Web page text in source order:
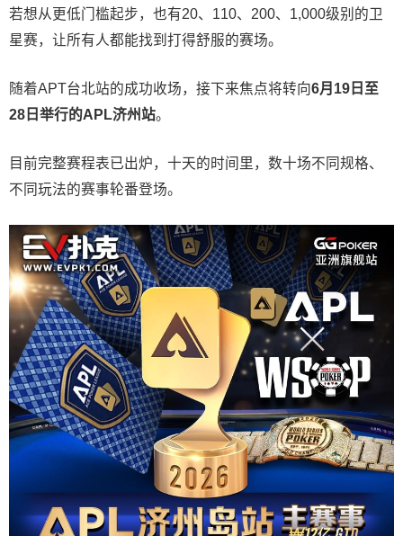
若想从更低门槛起步，也有20、110、200、1,000级别的卫
星赛，让所有人都能找到打得舒服的赛场。
随着APT台北站的成功收场，接下来焦点将转向6月 19 日至
28 日举行的APL济州站。
目前完整赛程表已出炉，十天的时间里，数十场不同规格、
不同玩法的赛事轮番登场。